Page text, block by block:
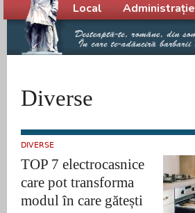
Diverse
DIVERSE
TOP 7 electrocasnice
care pot transforma
modul în care gătești
Local Administrație